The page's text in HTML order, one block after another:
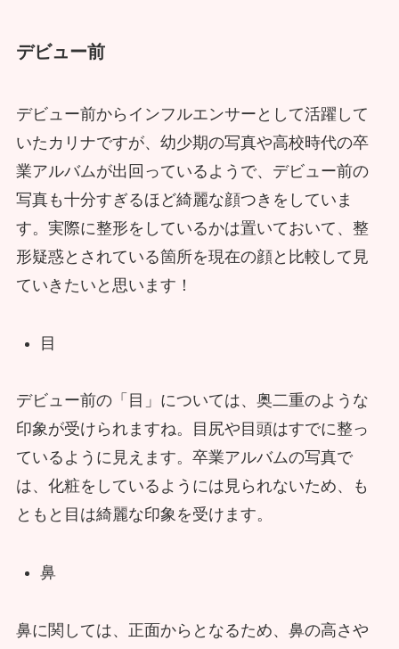
デビュー前
デビュー前からインフルエンサーとして活躍して
いたカリナですが、幼少期の写真や高校時代の卒
業アルバムが出回っているようで、デビュー前の
写真も十分すぎるほど綺麗な顔つきをしていま
す。実際に整形をしているかは置いておいて、整
形疑惑とされている箇所を現在の顔と比較して見
ていきたいと思います！
目
デビュー前の「目」については、奥二重のような
印象が受けられますね。目尻や目頭はすでに整っ
ているように見えます。卒業アルバムの写真で
は、化粧をしているようには見られないため、も
ともと目は綺麗な印象を受けます。
鼻
鼻に関しては、正面からとなるため、鼻の高さや